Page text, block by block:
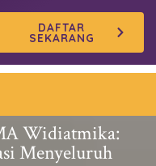
DAFTAR
SEKARANG
Widiatmika:
Menyeluruh